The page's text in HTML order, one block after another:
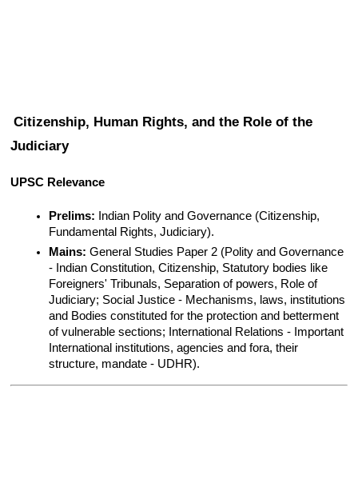
Citizenship, Human Rights, and the Role of the
Judiciary
UPSC Relevance
Prelims: Indian Polity and Governance (Citizenship,
Fundamental Rights, Judiciary).
Mains: General Studies Paper 2 (Polity and Governance
- Indian Constitution, Citizenship, Statutory bodies like
Foreigners' Tribunals, Separation of powers, Role of
Judiciary; Social Justice - Mechanisms, laws, institutions
and Bodies constituted for the protection and betterment
of vulnerable sections; International Relations - Important
International institutions, agencies and fora, their
structure, mandate - UDHR).